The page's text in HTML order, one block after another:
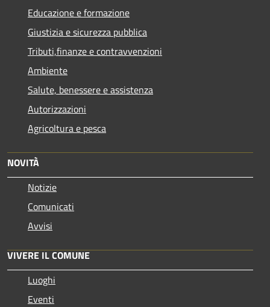
Educazione e formazione
Giustizia e sicurezza pubblica
Tributi,finanze e contravvenzioni
Ambiente
Salute, benessere e assistenza
Autorizzazioni
Agricoltura e pesca
NOVITÀ
Notizie
Comunicati
Avvisi
VIVERE IL COMUNE
Luoghi
Eventi